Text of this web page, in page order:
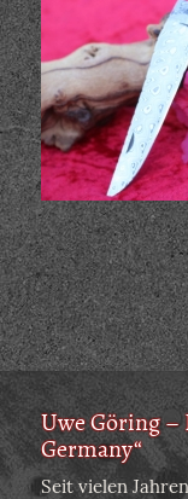
Uwe Göring –
Germany“
Seit vielen